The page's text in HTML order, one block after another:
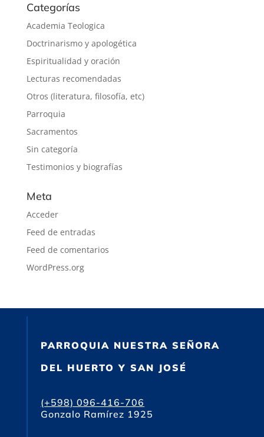
Categorías
Academia Teologica
Doctrinarismo y apologética
Espiritualidad y oración
Lecturas recomendadas
Otros (literatura, filosofía, etc)
Parroquia
Sacramentos
Sin categoría
Testimonios y biografías
Meta
Acceder
Feed de entradas
Feed de comentarios
WordPress.org
PARROQUIA NUESTRA SEÑORA
DEL HUERTO Y SAN JOSÉ
(+598) 096-416-706
Gonzalo Ramírez 1925